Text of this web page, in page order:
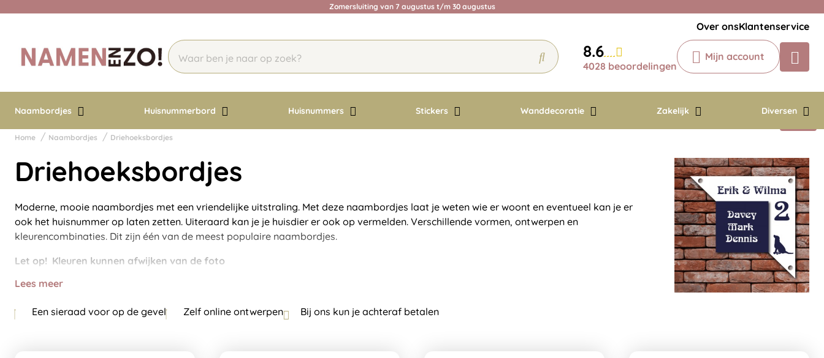
Zomersluiting van 7 augustus t/m 30 augustus
Over onsKlantenservice
8.6
4028 beoordelingen
Mijn account
Naambordjes Huisnummerbord Huisnummers Stickers Wanddecoratie Zakelijk Diversen
Chatbot
Chat 24/7 met onze chatbot voor
Contact
Home Naambordjes Driehoeksbordjes
Driehoeksbordjes
Moderne, mooie naambordjes met een vriendelijke uitstraling. Met deze naambordjes laat je weten wie er woont en eventueel kan je er
ook het huisnummer op laten zetten. Uiteraard kan je je huisdier er ook op vermelden. Verschillende vormen, ontwerpen en
kleurencombinaties. Dit zijn één van de meest populaire naambordjes.
Let op! Kleuren kunnen afwijken van de foto
Lees meer
Een sieraad voor op de gevel Zelf online ontwerpen Bij ons kun je achteraf betalen